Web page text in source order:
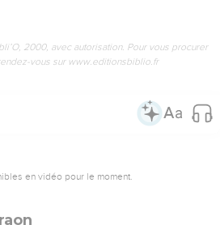
2000, avec autorisation. Pour vous procurer
vous sur www.editionsbiblio.fr
en vidéo pour le moment.